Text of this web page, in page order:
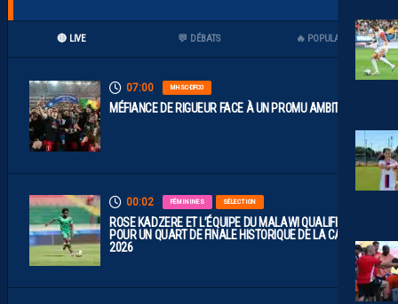
🔴 LIVE 💬 DÉBATS 🔥 POPULAIRES
07:00 MHSC-DFCO
MÉFIANCE DE RIGUEUR FACE À UN PROMU AMBITIEUX
00:02 FÉMININES SÉLECTION
ROSE KADZERE ET L’ÉQUIPE DU MALAWI QUALIFIÉES
POUR UN QUART DE FINALE HISTORIQUE DE LA CAN
2026